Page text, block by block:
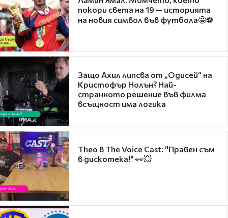
покори света на 19 — историята
на новия символ във футбола🤩⚽
Защо Ахил липсва от „Одисей“ на
Кристофър Нолън? Най-
странното решение във филма
всъщност има логика
Theo в The Voice Cast: "Правен съм
в дискотека!" 👀💥